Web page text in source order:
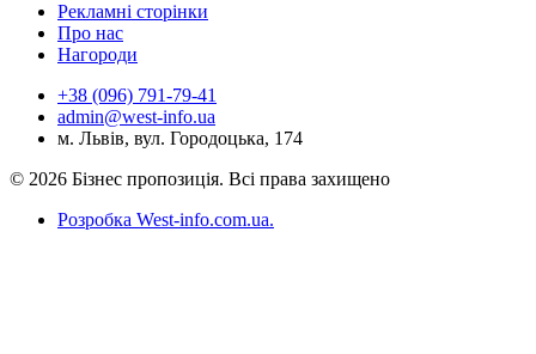
Рекламні сторінки
Про нас
Нагороди
+38 (096) 791-79-41
admin@west-info.ua
м. Львів, вул. Городоцька, 174
© 2026 Бізнес пропозиція. Всі права захищено
Розробка West-info.com.ua.